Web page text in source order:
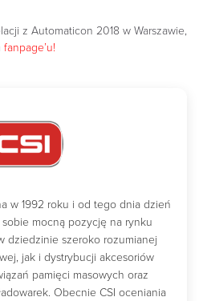
z Automaticon 2018 w Warszawie,
fanpage’u!
w 1992 roku i od tego dnia dzień
mocną pozycję na rynku
dziedzinie szeroko rozumianej
jak i dystrybucji akcesoriów
pamięci masowych oraz
Obecnie CSI oceniania